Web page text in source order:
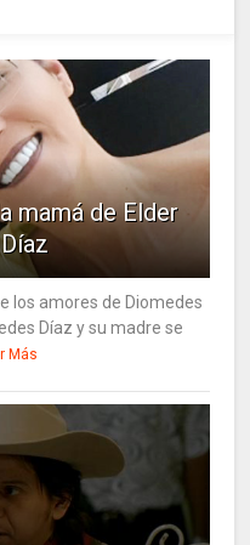
mamá de Elder
los amores de Diomedes
Díaz y su madre se
Más